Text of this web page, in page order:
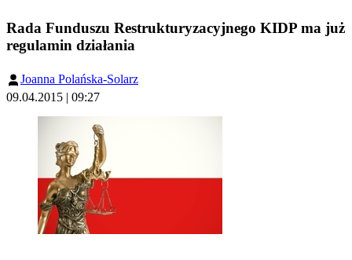
Rada Funduszu Restrukturyzacyjnego KIDP ma już
regulamin działania
Joanna Polańska-Solarz
09.04.2015 | 09:27